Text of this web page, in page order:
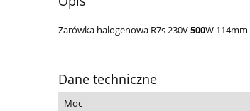
Żarówka halogenowa R7s 230V500W 114mm
Dane techniczne
Moc